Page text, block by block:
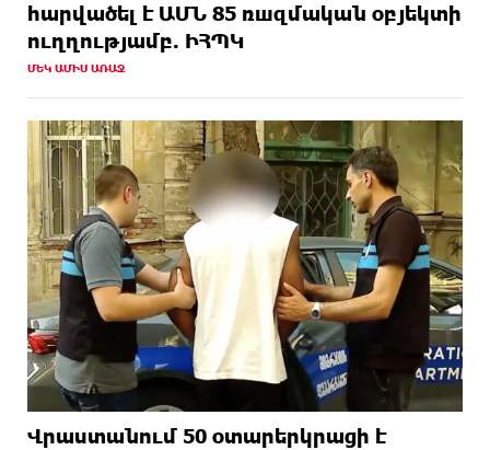
hարվածել է ԱՄՆ 85 ռшզմական օբյեկտի
ուղղությամբ. ԻՀՊԿ
ՄԵԿ ԱՄԻՍ ԱՌԱՋ
Վրաստանում 50 օտարերկրացի է